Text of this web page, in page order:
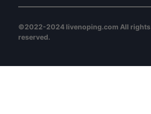
©2022-2024 livenoping.com All rights
reserved.